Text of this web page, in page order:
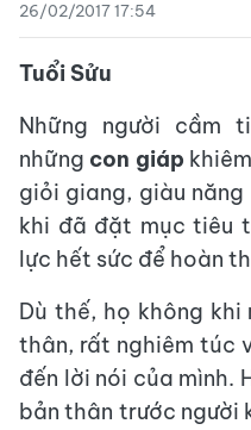
26/02/2017 17:54
Tuổi Sửu
Những người cầm
những con giáp
giỏi giang, giàu năng
khi đã đặt mục tiêu
lực hết sức để hoàn
Dù thế, họ không
thân, rất nghiêm túc
đến lời nói của mình.
bản thân trước người